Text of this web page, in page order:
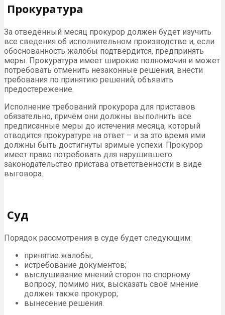
Прокуратура
За отведённый месяц прокурор должен будет изучить
все сведения об исполнительном производстве и, если
обоснованность жалобы подтвердится, предпринять
меры. Прокуратура имеет широкие полномочия и может
потребовать отменить незаконные решения, внести
требования по принятию решений, объявить
предостережение.
Исполнение требований прокурора для приставов
обязательно, причём они должны выполнить все
предписанные меры до истечения месяца, который
отводится прокуратуре на ответ – и за это время ими
должны быть достигнуты зримые успехи. Прокурор
имеет право потребовать для нарушившего
законодательство пристава ответственности в виде
выговора.
Суд
Порядок рассмотрения в суде будет следующим:
принятие жалобы;
истребование документов;
выслушивание мнений сторон по спорному
вопросу, помимо них, высказать своё мнение
должен также прокурор;
вынесение решения.